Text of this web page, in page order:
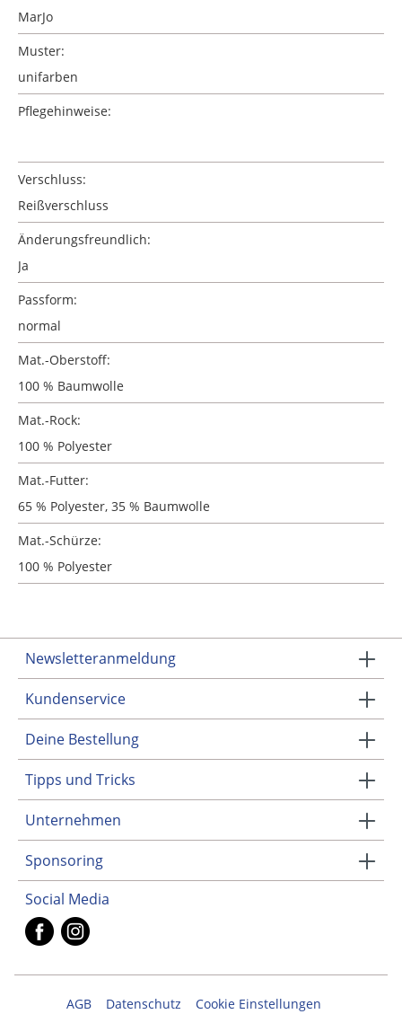
MarJo
Muster:
unifarben
Pflegehinweise:
Verschluss:
Reißverschluss
Änderungsfreundlich:
Ja
Passform:
normal
Mat.-Oberstoff:
100 % Baumwolle
Mat.-Rock:
100 % Polyester
Mat.-Futter:
65 % Polyester, 35 % Baumwolle
Mat.-Schürze:
100 % Polyester
Newsletteranmeldung
Kundenservice
Deine Bestellung
Tipps und Tricks
Unternehmen
Sponsoring
Social Media
AGB Datenschutz Cookie Einstellungen